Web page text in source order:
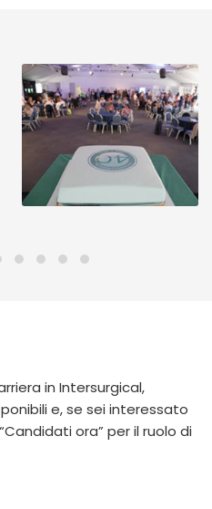
in Intersurgical,
e, se sei interessato
ora” per il ruolo di